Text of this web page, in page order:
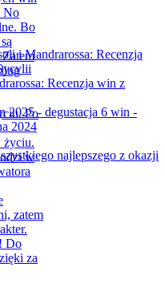
Po
i Mandrarossa: Recenzja
Recenzja win z
2025 - degustacja 6 win -
2024
najlepszego z okazji